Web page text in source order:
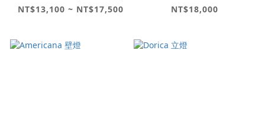
NT$13,100 ~ NT$17,500 NT$18,000